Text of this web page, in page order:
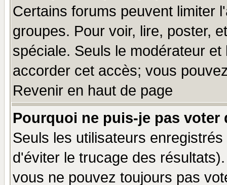
Certains forums peuvent limiter
groupes. Pour voir, lire, poster,
spéciale. Seuls le modérateur
accorder cet accès; vous
Revenir en haut de page
Pourquoi ne puis-je pas voter
Seuls les utilisateurs
d'éviter le trucage des
vous ne pouvez toujours pas